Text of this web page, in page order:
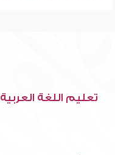
تعليم اللغة العربية